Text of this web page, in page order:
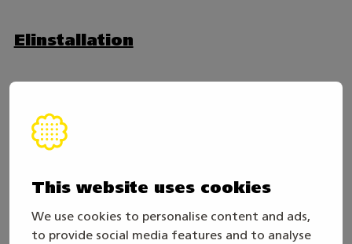
This website uses cookies
We use cookies to personalise content and ads,
to provide social media features and to analyse
Elinstallation
Anläggning av grönområde
Infrastrukturbyggande